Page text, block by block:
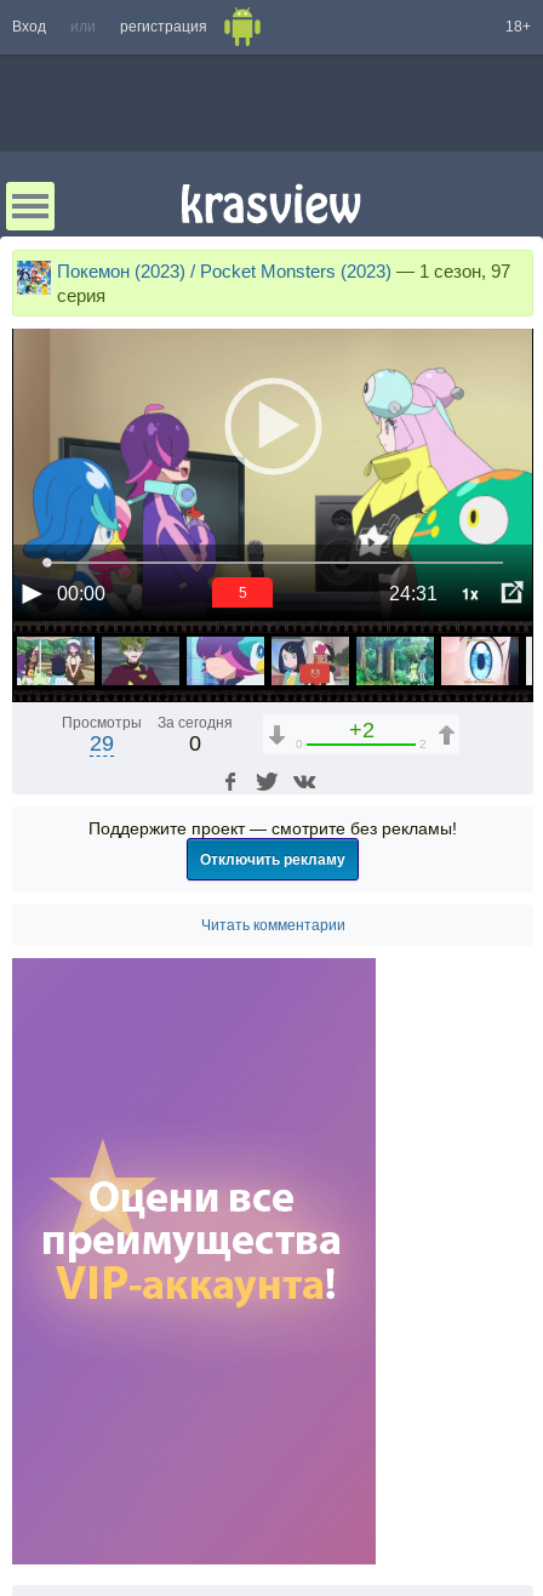
Вход или регистрация 18+
Покемон (2023) / Pocket Monsters (2023) — 1 сезон, 97
серия
00:00 24:31 1x
5
Просмотры
29
За сегодня
0
+2
0 2
Поддержите проект — смотрите без рекламы!
Отключить рекламу
Читать комментарии